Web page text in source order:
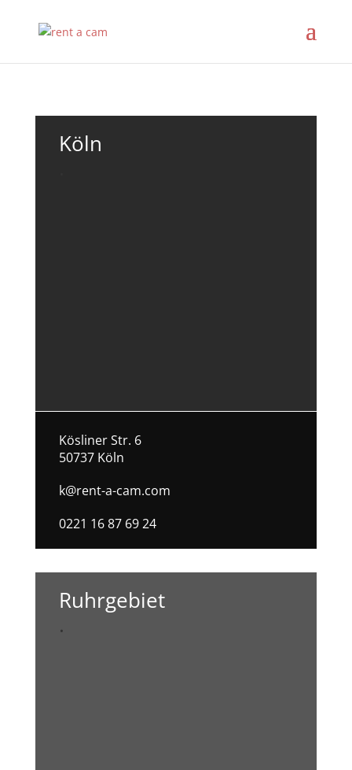
Köln
Kösliner Str. 6
50737 Köln
k@rent-a-cam.com
0221 16 87 69 24
Ruhrgebiet
.